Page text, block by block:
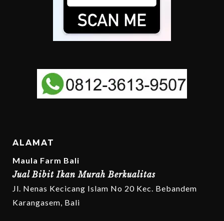
ALAMAT
Maula Farm Bali
Jual Bibit Ikan Murah Berkualitas
Jl. Nenas Kecicang Islam No 20 Kec. Bebandem
Karangasem, Bali